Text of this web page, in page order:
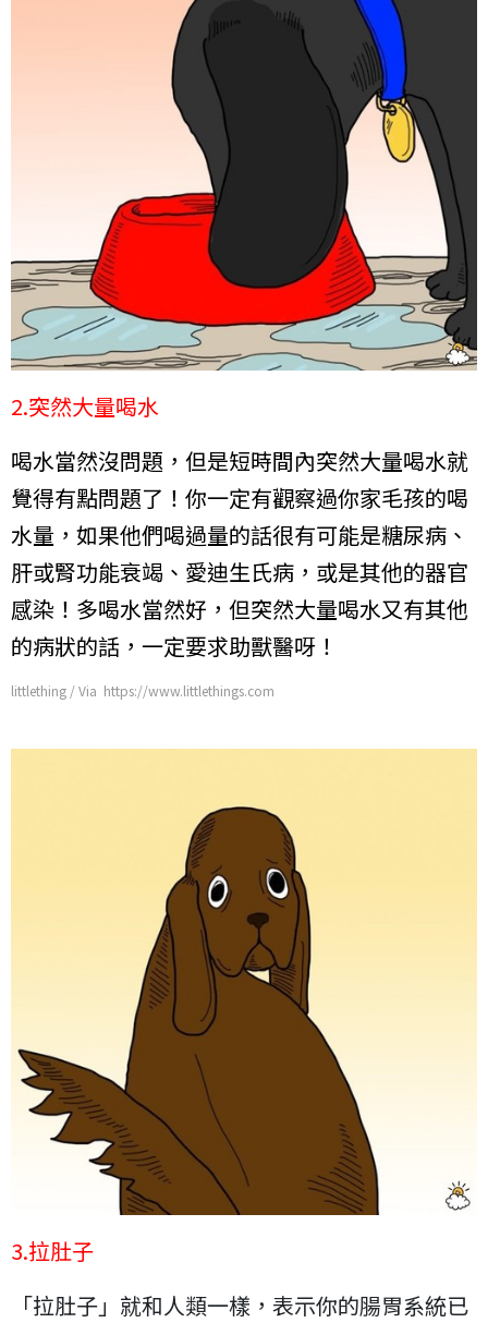
2.突然大量喝水
喝水當然沒問題，但是短時間內突然大量喝水就
覺得有點問題了！你一定有觀察過你家毛孩的喝
水量，如果他們喝過量的話很有可能是糖尿病、
肝或腎功能衰竭、愛迪生氏病，或是其他的器官
感染！多喝水當然好，但突然大量喝水又有其他
的病狀的話，一定要求助獸醫呀！
littlething / Via https://www.littlethings.com
3.拉肚子
「拉肚子」就和人類一樣，表示你的腸胃系統已